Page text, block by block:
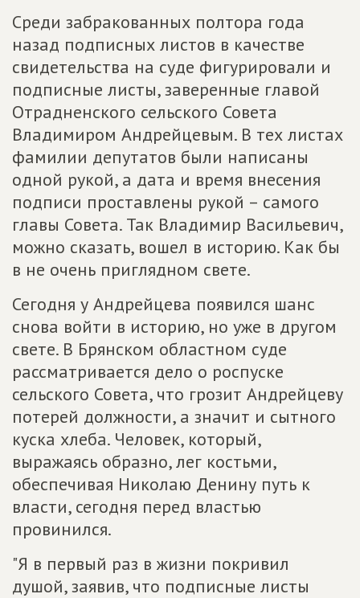
Среди забракованных полтора года
назад подписных листов в качестве
свидетельства на суде фигурировали и
подписные листы, заверенные главой
Отрадненского сельского Совета
Владимиром Андрейцевым. В тех листах
фамилии депутатов были написаны
одной рукой, а дата и время внесения
подписи проставлены рукой – самого
главы Совета. Так Владимир Васильевич,
можно сказать, вошел в историю. Как бы
в не очень приглядном свете.
Сегодня у Андрейцева появился шанс
снова войти в историю, но уже в другом
свете. В Брянском областном суде
рассматривается дело о роспуске
сельского Совета, что грозит Андрейцеву
потерей должности, а значит и сытного
куска хлеба. Человек, который,
выражаясь образно, лег костьми,
обеспечивая Николаю Денину путь к
власти, сегодня перед властью
провинился.
"Я в первый раз в жизни покривил
душой, заявив, что подписные листы